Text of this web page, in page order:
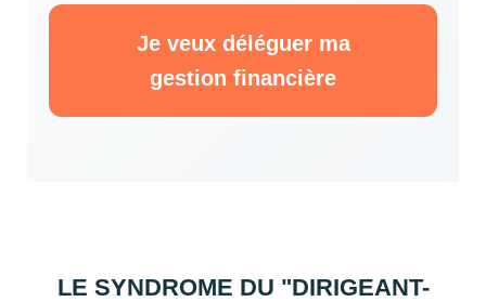
Je veux déléguer ma
gestion financière
LE SYNDROME DU "DIRIGEANT-